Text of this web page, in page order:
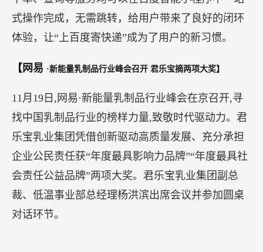
线下主动引导用户推广百度寄快递，为百度APP带
来下载、唤醒、使用服务。德邦全部一线快递员都
将参与到这次活动中来。
本次德邦快递联手百度共同推出实惠便捷的快递服
务，是百度APP服务战略下在快递服务端的一次重
要突破。当用户产生寄件需求时，不必再逐一联系